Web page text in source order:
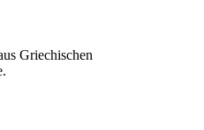
Griechischen